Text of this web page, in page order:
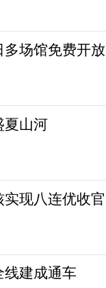
场馆免费开放
夏山河
现八连优收官
建成通车